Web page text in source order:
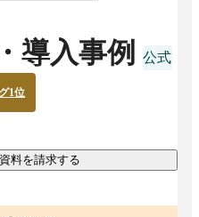
導入事例
1位
料を請求する